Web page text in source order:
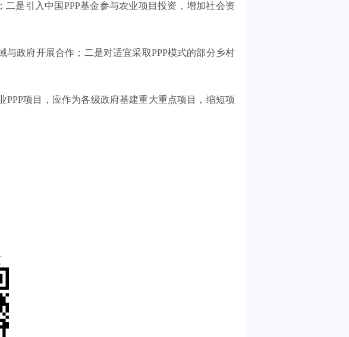
是引入中国PPP基金参与农业项目投资，增加社会资
政府开展合作；二是对适宜采取PPP模式的部分乡村
项目，应作为各级政府基建重大重点项目，缩短项